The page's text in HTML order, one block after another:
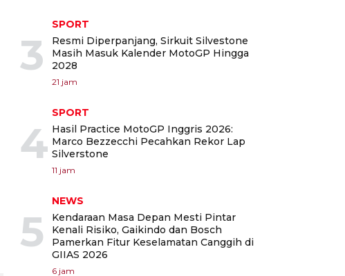
3
SPORT
Resmi Diperpanjang, Sirkuit Silvestone
Masih Masuk Kalender MotoGP Hingga
2028
21 jam
4
SPORT
Hasil Practice MotoGP Inggris 2026:
Marco Bezzecchi Pecahkan Rekor Lap
Silverstone
11 jam
5
NEWS
Kendaraan Masa Depan Mesti Pintar
Kenali Risiko, Gaikindo dan Bosch
Pamerkan Fitur Keselamatan Canggih di
GIIAS 2026
6 jam